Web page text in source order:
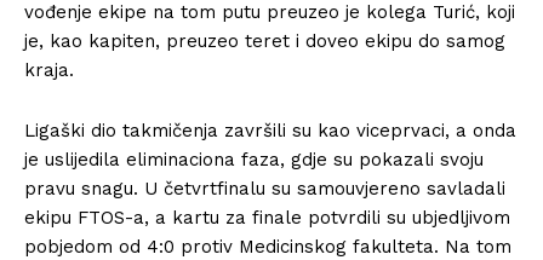
vođenje ekipe na tom putu preuzeo je kolega Turić, koji
je, kao kapiten, preuzeo teret i doveo ekipu do samog
kraja.
Ligaški dio takmičenja završili su kao viceprvaci, a onda
je uslijedila eliminaciona faza, gdje su pokazali svoju
pravu snagu. U četvrtfinalu su samouvjereno savladali
ekipu FTOS-a, a kartu za finale potvrdili su ubjedljivom
pobjedom od 4:0 protiv Medicinskog fakulteta. Na tom